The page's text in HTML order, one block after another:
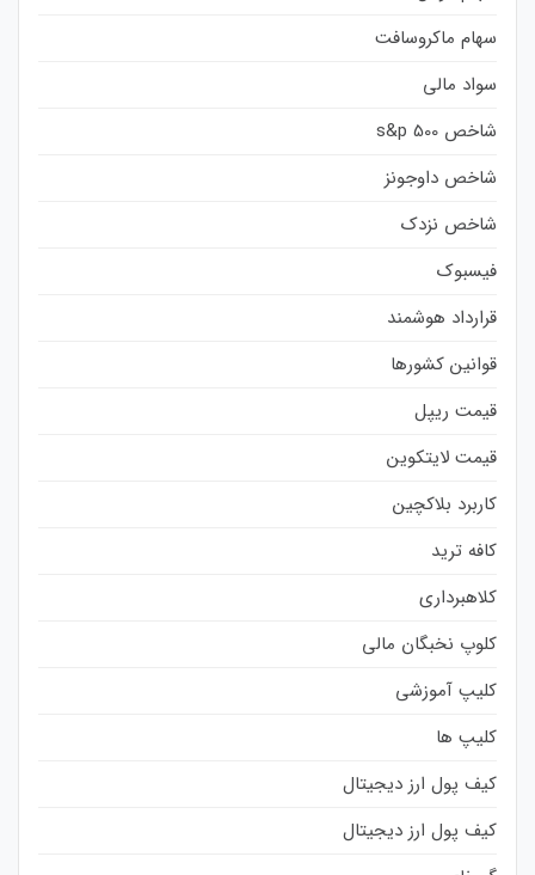
سهام ماکروسافت
سواد مالی
شاخص s&p 500
شاخص داوجونز
شاخص نزدک
فیسبوک
قرارداد هوشمند
قوانین کشورها
قیمت ریپل
قیمت لایتکوین
کاربرد بلاکچین
کافه ترید
کلاهبرداری
کلوپ نخبگان مالی
کلیپ آموزشی
کلیپ ها
کیف پول ارز دیجیتال
کیف پول ارز دیجیتال